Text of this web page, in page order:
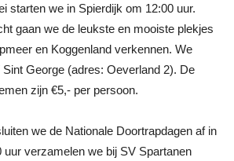
starten we in Spierdijk om 12:00 uur.
gaan we de leukste en mooiste plekjes
en Koggenland verkennen. We
George (adres: Oeverland 2). De
zijn €5,- per persoon.
we de Nationale Doortrapdagen af in
verzamelen we bij SV Spartanen